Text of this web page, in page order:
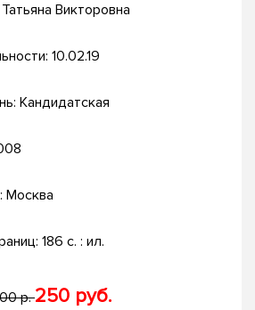
Викторовна
10.02.19
Кандидатская
Москва
186 с. : ил.
р.250 руб.